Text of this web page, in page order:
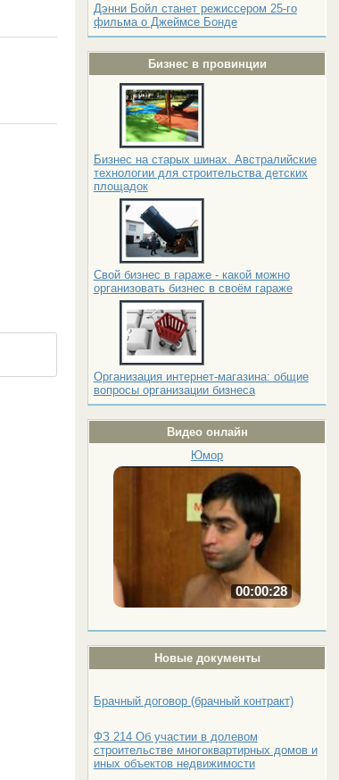
Дэнни Бойл станет режиссером 25-го
фильма о Джеймсе Бонде
Бизнес в провинции
Бизнес на старых шинах. Австралийские
технологии для строительства детских
площадок
Свой бизнес в гараже - какой можно
организовать бизнес в своём гараже
Организация интернет-магазина: общие
вопросы организации бизнеса
Видео онлайн
Юмор
00:00:28
Новые документы
Брачный договор (брачный контракт)
ФЗ 214 Об участии в долевом
строительстве многоквартирных домов и
иных объектов недвижимости